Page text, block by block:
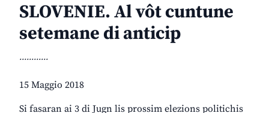
SLOVENIE. Al vôt cuntune
setemane di anticip
............
15 Maggio 2018
Si fasaran ai 3 di Jugn lis prossim elezions politichis